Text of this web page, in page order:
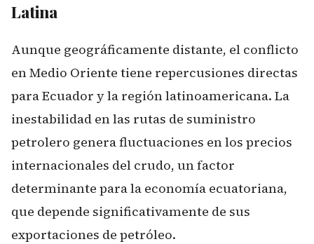
Latina
Aunque geográficamente distante, el conflicto
en Medio Oriente tiene repercusiones directas
para Ecuador y la región latinoamericana. La
inestabilidad en las rutas de suministro
petrolero genera fluctuaciones en los precios
internacionales del crudo, un factor
determinante para la economía ecuatoriana,
que depende significativamente de sus
exportaciones de petróleo.